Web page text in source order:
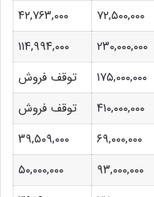
۷۲,۵۰۰,۰۰۰
۴۲,۷۶۳,۰۰۰
۲۳۰,۰۰۰,۰۰۰
۱۱۴,۹۹۴,۰۰۰
۱۷۵,۰۰۰,۰۰۰
توقف فروش
۴۱۰,۰۰۰,۰۰۰
توقف فروش
۶۹,۰۰۰,۰۰۰
۳۹,۵۰۹,۰۰۰
۹۳,۰۰۰,۰۰۰
۵۰,۰۰۰,۰۰۰